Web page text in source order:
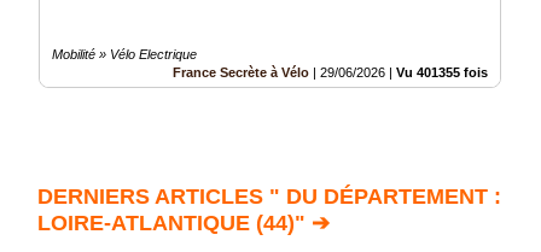
Mobilité » Vélo Electrique
France Secrète à Vélo
29/06/2026 Vu 401355 fois
DERNIERS ARTICLES " DU DÉPARTEMENT :
LOIRE-ATLANTIQUE (44)" ➔